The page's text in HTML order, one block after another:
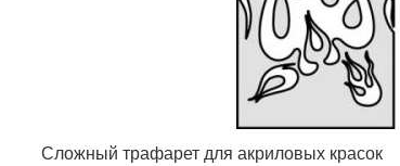
Сложный трафарет для акриловых красок